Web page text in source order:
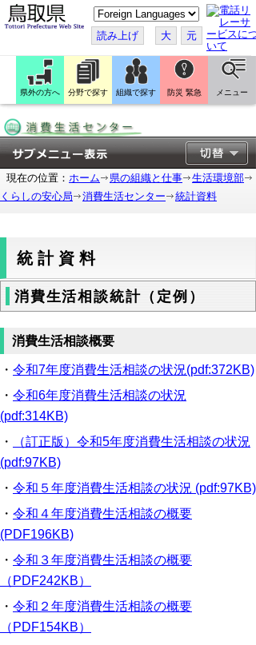
こ
の
ペ
ー
ジ
翻
訳
す
読み上げ 大 元
県外の方へ 分野で探す 組織で探す 防災 緊急 メニュー
現在の位置： ホーム 県の組織と仕事
生活環境部
くらしの安心局
消費生活センター 統計資料
統計資料
消費生活相談統計（定例）
消費生活相談概要
・ 令和7年度消費生活相談の状況(pdf:372KB)
・ 令和6年度消費生活相談の状況
(pdf:314KB)
・
（訂正版）令和5年度消費生活相談の状況
(pdf:97KB)
・ 令和５年度消費生活相談の状況 (pdf:97KB)
・ 令和４年度消費生活相談の概要
(PDF196KB)
・ 令和３年度消費生活相談の概要
（PDF242KB）
・ 令和２年度消費生活相談の概要
（ PDF154KB）